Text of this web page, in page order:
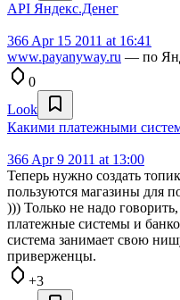
API Яндекс.Денег
366 Apr 15 2011 at 16:41
www.payanyway.ru — по
0
Look
Какими платежными
366 Apr 9 2011 at 13:00
Теперь нужно создать
пользуются магазины для
))) Только не надо
платежные системы и
система занимает свою
приверженцы.
+3